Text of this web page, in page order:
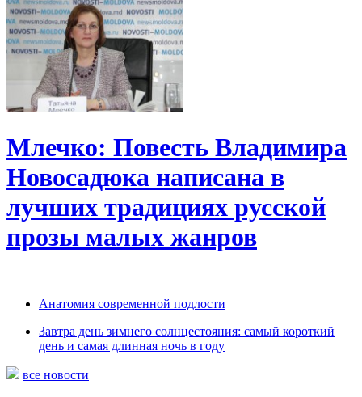
Млечко: Повесть Владимира
Новосадюка написана в
лучших традициях русской
прозы малых жанров
Анатомия современной подлости
Завтра день зимнего солнцестояния: самый короткий
день и самая длинная ночь в году
все новости